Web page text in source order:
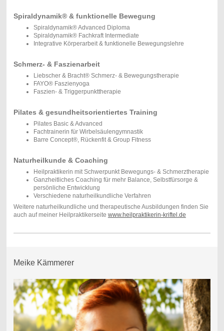
Spiraldynamik® & funktionelle Bewegung
Spiraldynamik® Advanced Diploma
Spiraldynamik® Fachkraft Intermediate
Integrative Körperarbeit & funktionelle Bewegungslehre
Schmerz- & Faszienarbeit
Liebscher & Bracht® Schmerz- & Bewegungstherapie
FAYO® Faszienyoga
Faszien- & Triggerpunkttherapie
Pilates & gesundheitsorientiertes Training
Pilates Basic & Advanced
Fachtrainerin für Wirbelsäulengymnastik
Barre Concept®, Rückenfit & Group Fitness
Naturheilkunde & Coaching
Heilpraktikerin mit Schwerpunkt Bewegungs- & Schmerztherapie
Ganzheitliches Coaching für mehr Balance, Selbstfürsorge &
persönliche Entwicklung
Verschiedene naturheilkundliche Verfahren
Weitere naturheilkundliche und therapeutische Ausbildungen finden Sie
auch auf meiner Heilpraktikerseite www.heilpraktikerin-kriftel.de
Meike Kämmerer